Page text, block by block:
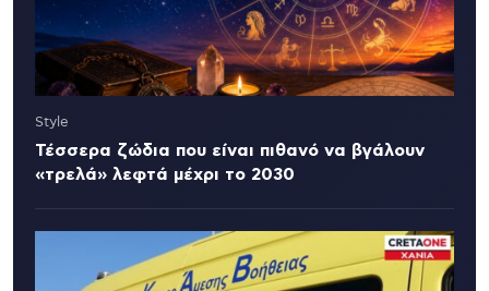
Style
Τέσσερα ζώδια που είναι πιθανό να βγάλουν
«τρελά» λεφτά μέχρι το 2030